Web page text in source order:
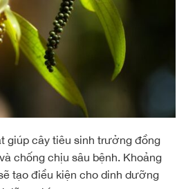
giúp cây tiêu sinh trưởng đồng
chống chịu sâu bệnh. Khoảng
tạo điều kiện cho dinh dưỡng